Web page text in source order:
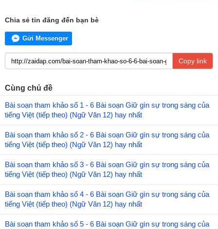
Chia sẻ tin đăng đến bạn bè
Gửi Messenger
Copy link
Cùng chủ đề
Bài soạn tham khảo số 1 - 6 Bài soạn Giữ gìn sự trong sáng của
tiếng Việt (tiếp theo) (Ngữ Văn 12) hay nhất
Bài soạn tham khảo số 2 - 6 Bài soạn Giữ gìn sự trong sáng của
tiếng Việt (tiếp theo) (Ngữ Văn 12) hay nhất
Bài soạn tham khảo số 3 - 6 Bài soạn Giữ gìn sự trong sáng của
tiếng Việt (tiếp theo) (Ngữ Văn 12) hay nhất
Bài soạn tham khảo số 4 - 6 Bài soạn Giữ gìn sự trong sáng của
tiếng Việt (tiếp theo) (Ngữ Văn 12) hay nhất
Bài soạn tham khảo số 5 - 6 Bài soạn Giữ gìn sự trong sáng của